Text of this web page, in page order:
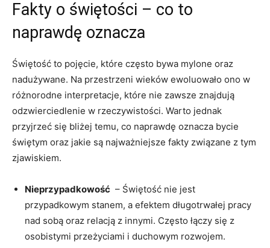
Fakty o świętości – co to
naprawdę oznacza
Świętość to pojęcie, które często bywa mylone oraz
nadużywane. ⁣Na przestrzeni wieków ewoluowało⁤ ono w
różnorodne interpretacje, które nie zawsze znajdują
odzwierciedlenie ‍w rzeczywistości. Warto jednak
przyjrzeć się bliżej‍ temu, co naprawdę ⁤oznacza bycie
‌świętym ​oraz jakie są‌ najważniejsze⁣ fakty związane z tym
zjawiskiem.
Nieprzypadkowość ⁣ – Świętość nie‌ jest ​
przypadkowym ⁤stanem, a efektem długotrwałej pracy⁤
nad sobą oraz relacją z innymi. Często łączy‌ się z
osobistymi przeżyciami i duchowym rozwojem.